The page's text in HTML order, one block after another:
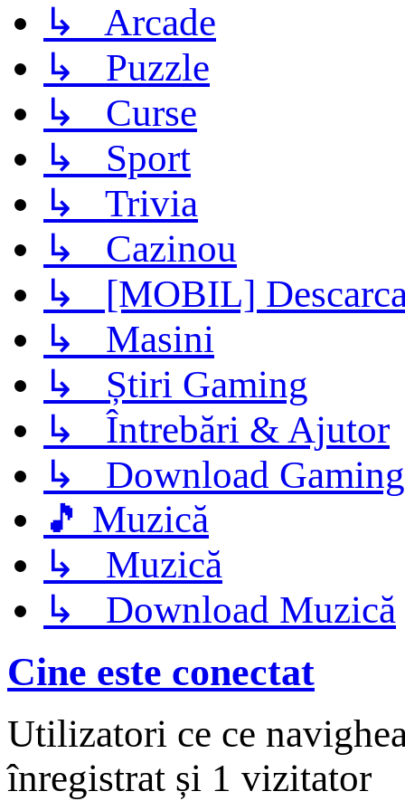
↳ Arcade
↳ Puzzle
↳ Curse
↳ Sport
↳ Trivia
↳ Cazinou
↳ [MOBIL]
↳ Masini
↳ Știri Gaming
↳ Întrebări & Ajutor
↳ Download Gaming
🎵 Muzică
↳ Muzică
↳ Download Muzică
Cine este conectat
Utilizatori ce ce
înregistrat și 1 vizitator